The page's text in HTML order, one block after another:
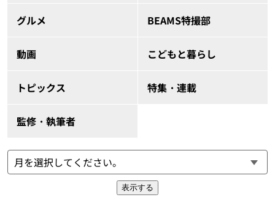
グルメ BEAMS特撮部
動画 こどもと暮らし
トピックス 特集・連載
監修・執筆者
表示する